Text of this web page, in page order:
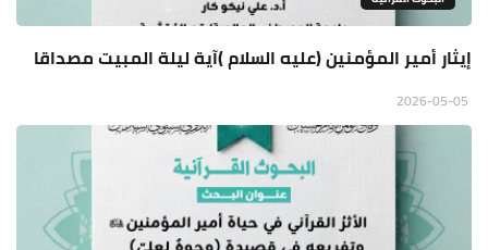
إيثار أمير المؤمنين (عليه السلام )آية ليلة المبيت مصداقا